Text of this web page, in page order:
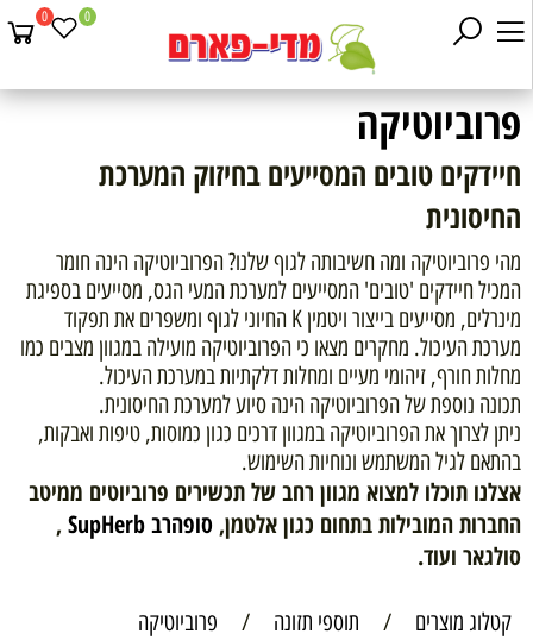
0 0
פרוביוטיקה
חיידקים טובים המסייעים בחיזוק המערכת
החיסונית
מהי פרוביוטיקה ומה חשיבותה לגוף שלנו? הפרוביוטיקה הינה חומר
המכיל חיידקים 'טובים' המסייעים למערכת המעי הגס, מסייעים בספיגת
מינרלים, מסייעים בייצור ויטמין K החיוני לגוף ומשפרים את תפקוד
מערכת העיכול. מחקרים מצאו כי הפרוביוטיקה מועילה במגוון מצבים כמו
מחלות חורף, זיהומי מעיים ומחלות דלקתיות במערכת העיכול.
תכונה נוספת של הפרוביוטיקה הינה סיוע למערכת החיסונית.
ניתן לצרוך את הפרוביוטיקה במגוון דרכים כגון כמוסות, טיפות ואבקות,
בהתאם לגיל המשתמש ונוחיות השימוש.
אצלנו תוכלו למצוא מגוון רחב של תכשירים פרוביוטים ממיטב
החברות המובילות בתחום כגון אלטמן, סופהרב SupHerb
,
סולגאר ועוד.
קטלוג מוצרים / תוספי תזונה / פרוביוטיקה